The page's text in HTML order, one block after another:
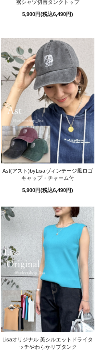
裾シャツ切替タンクトップ
5,900円(税込6,490円)
Ast(アスト)byLisaヴィンテージ風ロゴ
キャップ・チャーム付
5,900円(税込6,490円)
Lisaオリジナル 美シルエットドライタ
ッチやわらかリブタンク